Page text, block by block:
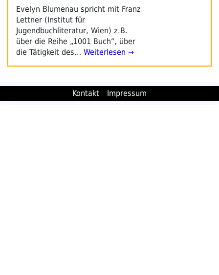
Evelyn Blumenau spricht mit Franz
Lettner (Institut für
Jugendbuchliteratur, Wien) z.B.
über die Reihe „1001 Buch“, über
die Tätigkeit des… Weiterlesen →
Kontakt Impressum